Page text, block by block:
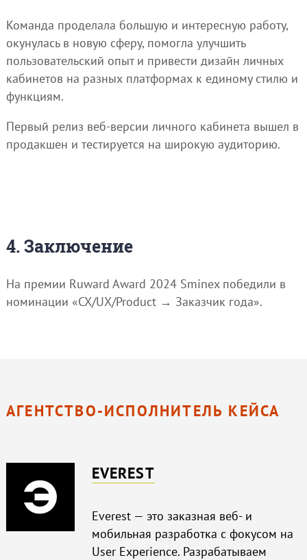
Команда проделала большую и интересную работу,
окунулась в новую сферу, помогла улучшить
пользовательский опыт и привести дизайн личных
кабинетов на разных платформах к единому стилю и
функциям.
Первый релиз веб-версии личного кабинета вышел в
продакшен и тестируется на широкую аудиторию.
4. Заключение
На премии Ruward Award 2024 Sminex победили в
номинации «CX/UX/Product → Заказчик года».
АГЕНТСТВО-ИСПОЛНИТЕЛЬ КЕЙСА
EVEREST
Everest — это заказная веб- и
мобильная разработка с фокусом на
User Experience. Разрабатываем